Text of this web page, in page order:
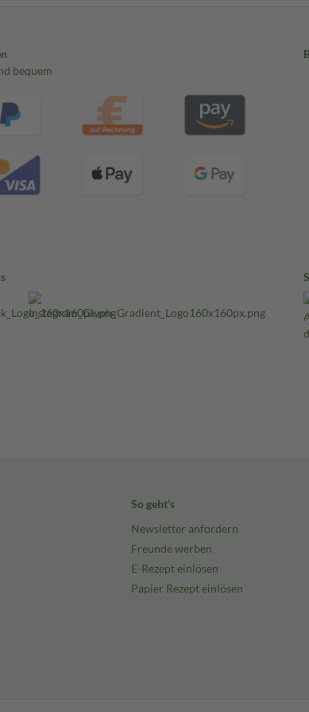
bequem
So geht's
Newsletter anfordern
Freunde werben
E-Rezept einlösen
Papier Rezept einlösen